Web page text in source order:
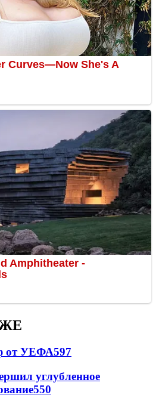
от УЕФА597
углубленное
550